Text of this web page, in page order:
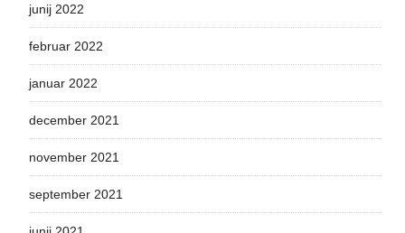
junij 2022
februar 2022
januar 2022
december 2021
november 2021
september 2021